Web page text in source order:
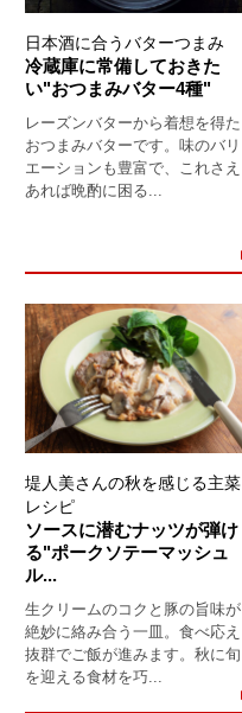
日本酒に合うバターつまみ
冷蔵庫に常備しておきた
い"おつまみバター4種"
レーズンバターから着想を得た
おつまみバターです。味のバリ
エーションも豊富で、これさえ
あれば晩酌に困る...
堤人美さんの秋を感じる主菜
レシピ
ソースに潜むナッツが弾け
る"ポークソテーマッシュ
ル...
生クリームのコクと豚の旨味が
絶妙に絡み合う一皿。食べ応え
抜群でご飯が進みます。秋に旬
を迎える食材を巧...